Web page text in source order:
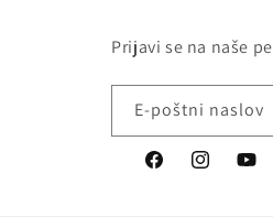
Prijavi se na naše
E-poštni naslov
FacebookInstagram